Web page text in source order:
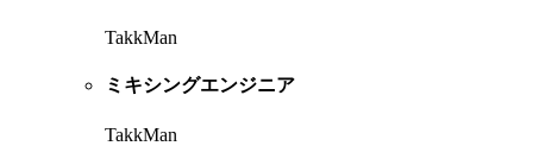
TakkMan
ミキシングエンジニア
TakkMan